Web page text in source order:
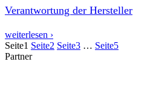
Verantwortung der Hersteller
weiterlesen ›
Seite1 Seite2 Seite3 … Seite5
Partner